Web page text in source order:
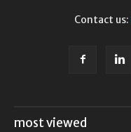
Contact us:
most viewed